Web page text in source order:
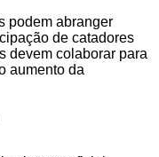
podem abranger
de catadores
devem colaborar para
aumento da